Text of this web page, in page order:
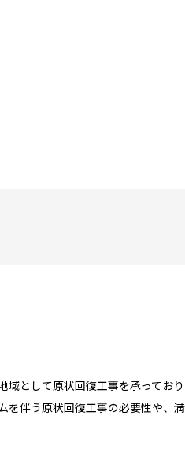
として原状回復工事を承ってお
伴う原状回復工事の必要性や、